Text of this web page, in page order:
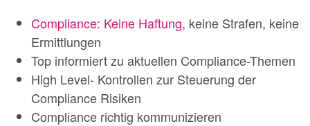
Compliance: Keine Haftung, keine Strafen, keine
Ermittlungen
Top informiert zu aktuellen Compliance-Themen
High Level- Kontrollen zur Steuerung der
Compliance Risiken
Compliance richtig kommunizieren